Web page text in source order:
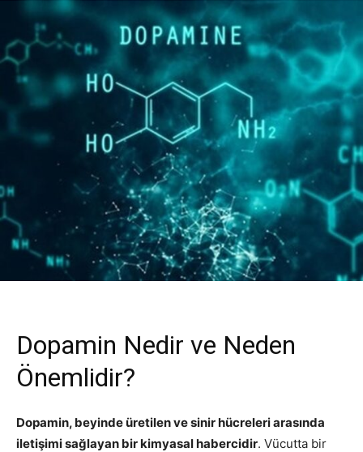
Dopamin Nedir ve Neden
Önemlidir?
Dopamin, beyinde üretilen ve sinir hücreleri arasında
iletişimi sağlayan bir kimyasal habercidir. Vücutta bir